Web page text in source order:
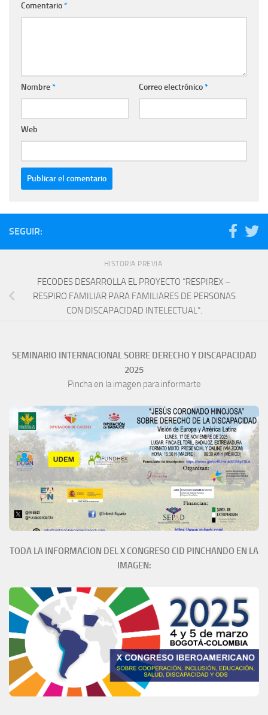
Comentario*
Nombre* Correo electrónico*
Web
SEGUIR:
HISTORIA PREVIA
FECODES DESARROLLA EL PROYECTO “RESPIREX –
RESPIRO FAMILIAR PARA FAMILIARES DE PERSONAS
CON DISCAPACIDAD INTELECTUAL”.
SEMINARIO INTERNACIONAL SOBRE DERECHO Y DISCAPACIDAD
2025
Pincha en la imagen para informarte
TODA LA INFORMACION DEL X CONGRESO CID PINCHANDO EN LA
IMAGEN: